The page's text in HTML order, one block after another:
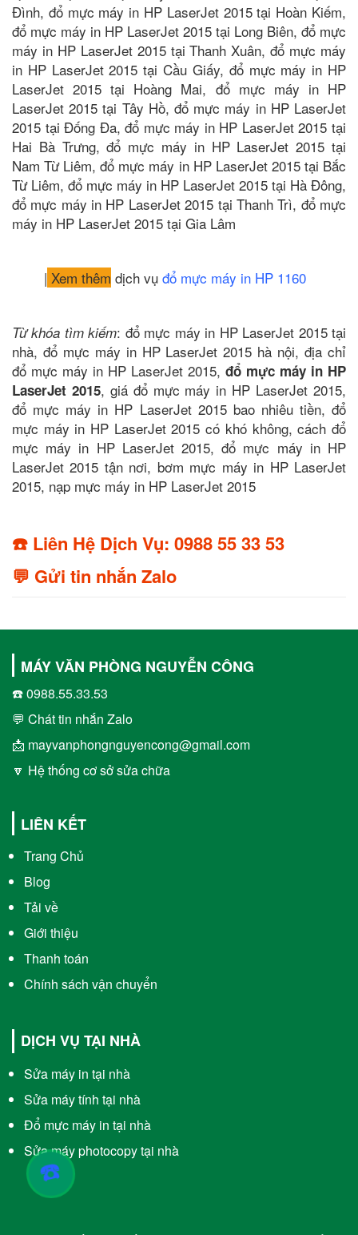
Đình, đổ mực máy in HP LaserJet 2015 tại Hoàn Kiếm,
đổ mực máy in HP LaserJet 2015 tại Long Biên, đổ mực
máy in HP LaserJet 2015 tại Thanh Xuân, đổ mực máy
in HP LaserJet 2015 tại Cầu Giấy, đổ mực máy in HP
LaserJet 2015 tại Hoàng Mai, đổ mực máy in HP
LaserJet 2015 tại Tây Hồ, đổ mực máy in HP LaserJet
2015 tại Đống Đa, đổ mực máy in HP LaserJet 2015 tại
Hai Bà Trưng, đổ mực máy in HP LaserJet 2015 tại
Nam Từ Liêm, đổ mực máy in HP LaserJet 2015 tại Bắc
Từ Liêm, đổ mực máy in HP LaserJet 2015 tại Hà Đông,
đổ mực máy in HP LaserJet 2015 tại Thanh Trì, đổ mực
máy in HP LaserJet 2015 tại Gia Lâm
| Xem thêm dịch vụ đổ mực máy in HP 1160
Từ khóa tìm kiếm: đổ mực máy in HP LaserJet 2015 tại
nhà, đổ mực máy in HP LaserJet 2015 hà nội, địa chỉ
đổ mực máy in HP LaserJet 2015, đổ mực máy in HP
LaserJet 2015, giá đổ mực máy in HP LaserJet 2015,
đổ mực máy in HP LaserJet 2015 bao nhiêu tiền, đổ
mực máy in HP LaserJet 2015 có khó không, cách đổ
mực máy in HP LaserJet 2015, đổ mực máy in HP
LaserJet 2015 tận nơi, bơm mực máy in HP LaserJet
2015, nạp mực máy in HP LaserJet 2015
☎️ Liên Hệ Dịch Vụ: 0988 55 33 53
💬 Gửi tin nhắn Zalo
MÁY VĂN PHÒNG NGUYỄN CÔNG
☎️ 0988.55.33.53
💬 Chát tin nhắn Zalo
📩 mayvanphongnguyencong@gmail.com
🔽 Hệ thống cơ sở sửa chữa
LIÊN KẾT
Trang Chủ
Blog
Tải về
Giới thiệu
Thanh toán
Chính sách vận chuyển
DỊCH VỤ TẠI NHÀ
Sửa máy in tại nhà
Sửa máy tính tại nhà
Đổ mực máy in tại nhà
Sửa máy photocopy tại nhà
☎️